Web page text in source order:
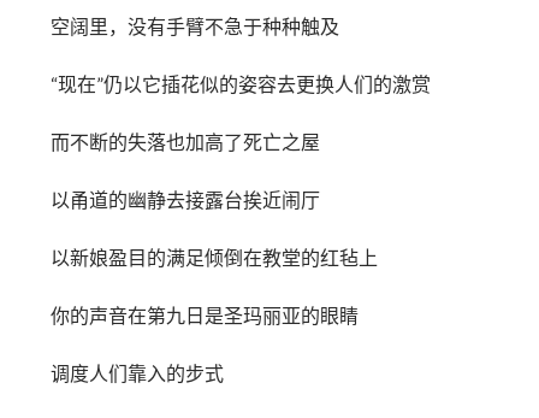
空阔里，没有手臂不急于种种触及
“现在”仍以它插花似的姿容去更换人们的激赏
而不断的失落也加高了死亡之屋
以甬道的幽静去接露台挨近闹厅
以新娘盈目的满足倾倒在教堂的红毡上
你的声音在第九日是圣玛丽亚的眼睛
调度人们靠入的步式